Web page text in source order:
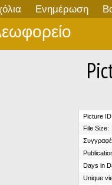
Ενημέρωση
Picture
File Size:
Days in
Unique